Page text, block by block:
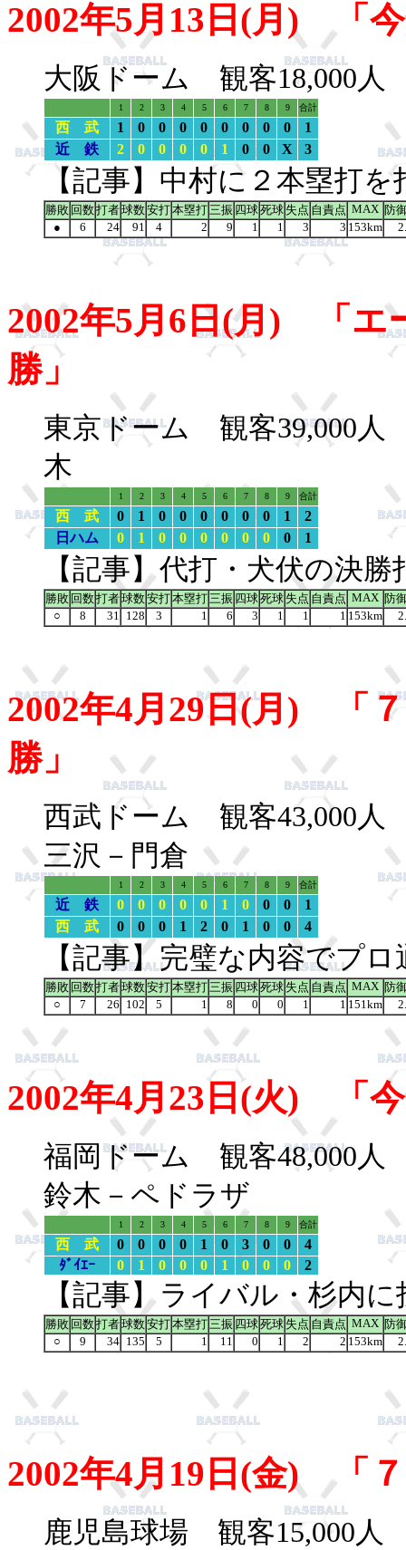
2002年5月13日(月) 「
大阪ドーム 観客18,000人
1 2 3 4 5 6 7 8 9 合計
西 武 1 0 0 0 0 0 0 0 0
1
近 鉄
2 0 0 0 0 1 0 0 X 3
【記事】中村に２本塁打
勝敗 回数打者球数安打本塁打三振 四球死球 失点 自責点 MAX 防
●
6 24 91 4 2 9 1 1 3 3 153km
2002年5月6日(月) 「エ
勝」
東京ドーム 観客39,000人
木
1 2 3 4 5 6 7 8 9 合計
西 武 0 1 0 0 0 0 0 0 1
2
日ハム
0 1 0 0 0 0 0 0 0 1
【記事】代打・犬伏の決
勝敗 回数打者球数安打本塁打三振 四球死球 失点 自責点 MAX 防
○
8 31 128 3 1 6 3 1 1 1 153km
2002年4月29日(月) 「
勝」
西武ドーム 観客43,000人
三沢－門倉
1 2 3 4 5 6 7 8 9 合計
近 鉄 0 0 0 0 0 1 0 0 0
1
西 武
0 0 0 1 2 0 1 0 0 4
【記事】完璧な内容でプ
勝敗 回数打者球数安打本塁打三振 四球死球 失点 自責点 MAX 防
○
7 26 102 5 1 8 0 0 1 1 151km
2002年4月23日(火) 「
福岡ドーム 観客48,000人
鈴木－ペドラザ
1 2 3 4 5 6 7 8 9 合計
西 武 0 0 0 0 1 0 3 0 0
4
ﾀﾞｲｴｰ
0 1 0 0 0 1 0 0 0 2
【記事】ライバル・杉内
勝敗 回数打者球数安打本塁打三振 四球死球 失点 自責点 MAX 防
○
9 34 135 5 1 11 0 1 2 2 153km
2002年4月19日(金) 「
鹿児島球場 観客15,000人